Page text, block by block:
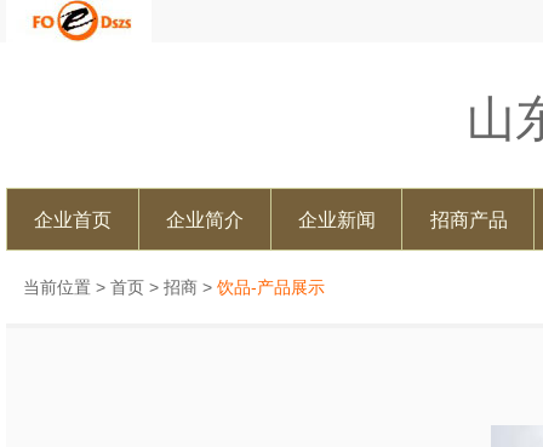
山
企业首页 企业简介 企业新闻 招商产品
当前位置 > 首页 > 招商 > 饮品-产品展示